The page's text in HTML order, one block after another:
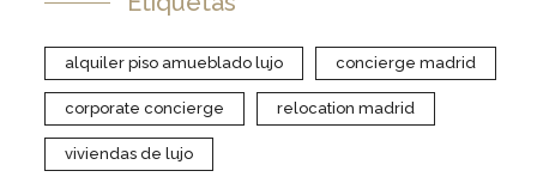
alquiler piso amueblado lujo concierge madrid
corporate concierge relocation madrid
viviendas de lujo